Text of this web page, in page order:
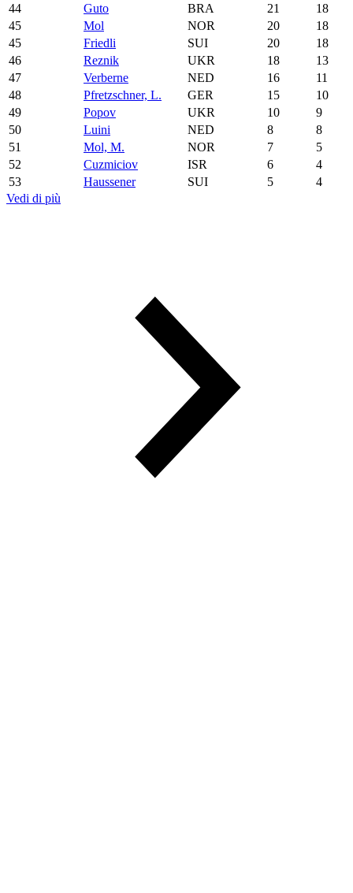
44
Guto BRA 21
18
45
Mol NOR 20
18
45
Friedli SUI 20
18
46
Reznik UKR 18
13
47
Verberne NED 16
11
48
Pfretzschner, L. GER 15
10
49
Popov UKR 10
9
50
Luini NED 8
8
51
Mol, M. NOR 7
5
52
Cuzmiciov ISR 6
4
53
Haussener SUI 5
4
Vedi di più